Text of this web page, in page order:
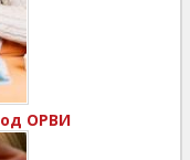
ОРВИ